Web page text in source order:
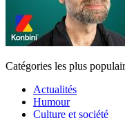
Catégories les plus
Actualités
Humour
Culture et société